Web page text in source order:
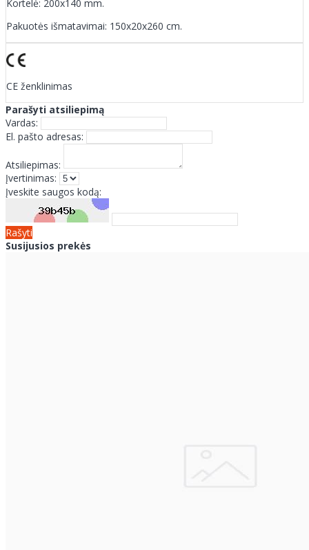
Kortelė: 200x140 mm.
Pakuotės išmatavimai: 150x20x260 cm.
CE ženklinimas
Parašyti atsiliepimą
Vardas:
El. pašto adresas:
Atsiliepimas:
Įvertinimas:
Įveskite saugos kodą:
Rašyti
Susijusios prekės